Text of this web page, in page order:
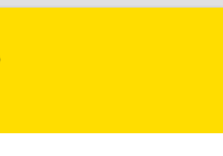
Ленинградская обл, м.р-н